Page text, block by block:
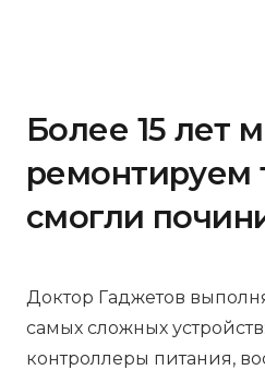
Более 15 лет
ремонтируем
смогли
Доктор Гаджетов
самых сложных
контроллеры питания,